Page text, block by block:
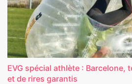
EVG spécial athlète : Barcelone,
et de rires garantis